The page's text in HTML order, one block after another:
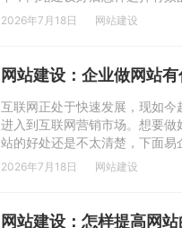
2026年7月18日 网站建设
网站建设：企业做网站
互联网正处于快速发展，现如
进入到互联网营销市场。想要
站的好处还是不太清楚，下面
2026年7月18日 网站建设
网站建设：怎样提高网